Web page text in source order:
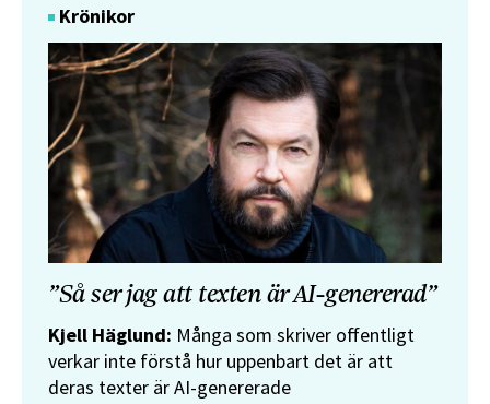
Krönikor
”Så ser jag att texten är AI-genererad”
Kjell Häglund: Många som skriver offentligt
verkar inte förstå hur uppenbart det är att
deras texter är AI-genererade